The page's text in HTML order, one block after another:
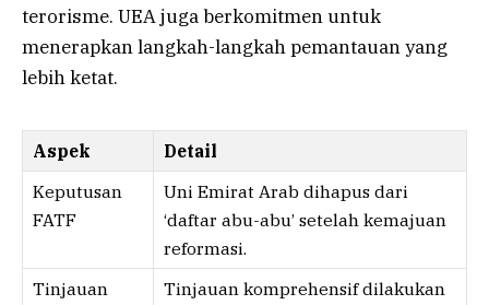
terorisme. UEA juga berkomitmen untuk
menerapkan langkah-langkah pemantauan yang
lebih ketat.
Aspek
Detail
Keputusan
FATF
Uni Emirat Arab dihapus dari
‘daftar abu-abu’ setelah kemajuan
reformasi.
Tinjauan
Tinjauan komprehensif dilakukan